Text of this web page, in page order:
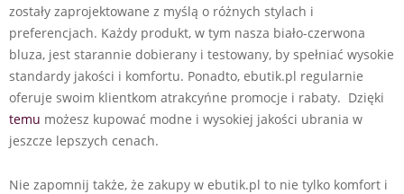
zostały zaprojektowane z myślą o różnych stylach i
preferencjach. Każdy produkt, w tym nasza biało-czerwona
bluza, jest starannie dobierany i testowany, by spełniać wysokie
standardy jakości i komfortu. Ponadto, ebutik.pl regularnie
oferuje swoim klientkom atrakcyńne promocje i rabaty. Dzięki
temu możesz kupować modne i wysokiej jakości ubrania w
jeszcze lepszych cenach.
Nie zapomnij także, że zakupy w ebutik.pl to nie tylko komfort i